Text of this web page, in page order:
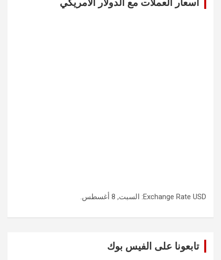
اسعار العملات مع الدولار الامريكي
Exchange Rate USD : السبت, 8 أغسطس.
تابعونا على الفيس بوك